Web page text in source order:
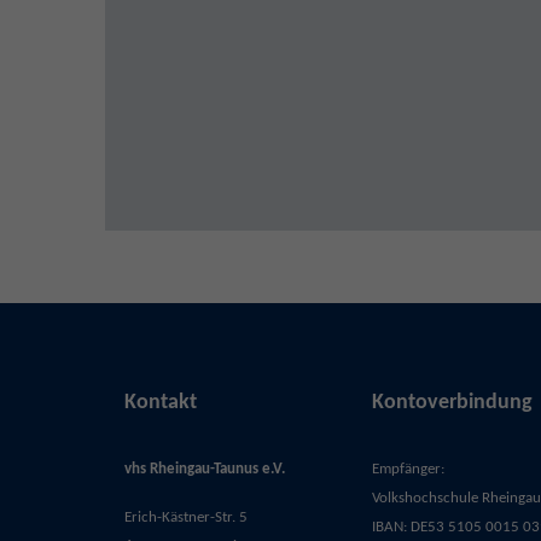
Kontakt
vhs Rheingau-Taunus e.V.
Erich-Kästner-Str. 5
Kontoverbindung
Empfänger:
Volkshochschule
IBAN: DE53 5105 0015